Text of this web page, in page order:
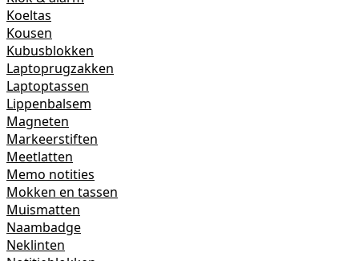
Koeltas
Kousen
Kubusblokken
Laptoprugzakken
Laptoptassen
Lippenbalsem
Magneten
Markeerstiften
Meetlatten
Memo notities
Mokken en tassen
Muismatten
Naambadge
Neklinten